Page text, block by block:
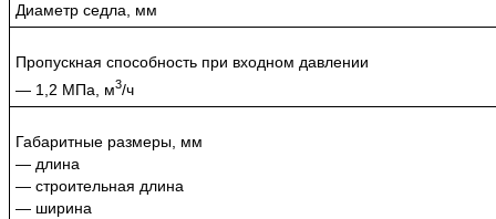
Диаметр седла, мм
Пропускная способность при входном давлении
— 1,2 МПа, м3/ч
Габаритные размеры, мм
— длина
— строительная длина
— ширина